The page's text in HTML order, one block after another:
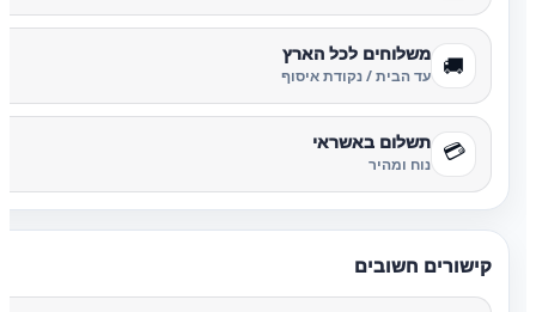
🚚 משלוחים לכל הארץ
עד הבית / נקודת איסוף
💳 תשלום באשראי
נוח ומהיר
קישורים חשובים